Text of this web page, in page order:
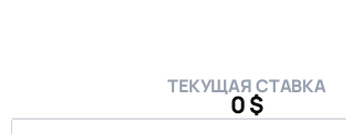
ТЕКУЩАЯ СТАВКА
0 $